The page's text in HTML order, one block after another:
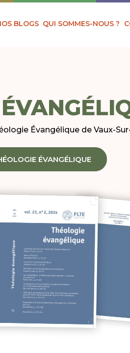
BLOGS QUI SOMMES-NOUS ?
Évangélique de Vaux-
ÉVANGÉLIQUE